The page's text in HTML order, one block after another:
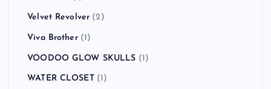
Velvet Revolver (2)
Viva Brother(1)
VOODOO GLOW SKULLS (1)
WATER CLOSET(1)